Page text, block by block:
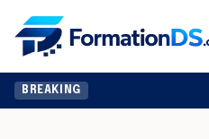
BREAKING